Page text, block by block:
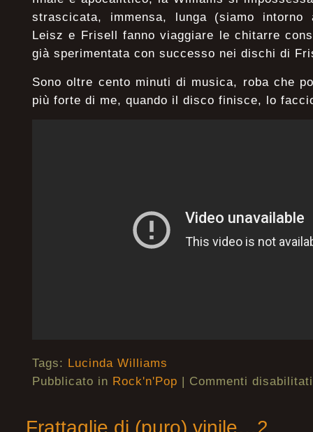
strascicata, immensa, lunga (siamo
Leisz e Frisell fanno viaggiare le chitarre
già sperimentata con successo nei dischi di
Sono oltre cento minuti di musica, roba che
più forte di me, quando il disco finisce, lo
Tags: Lucinda Williams
Pubblicato in Rock'n'Pop | Commenti disabilitati
Frattaglie di (puro) vinile…2